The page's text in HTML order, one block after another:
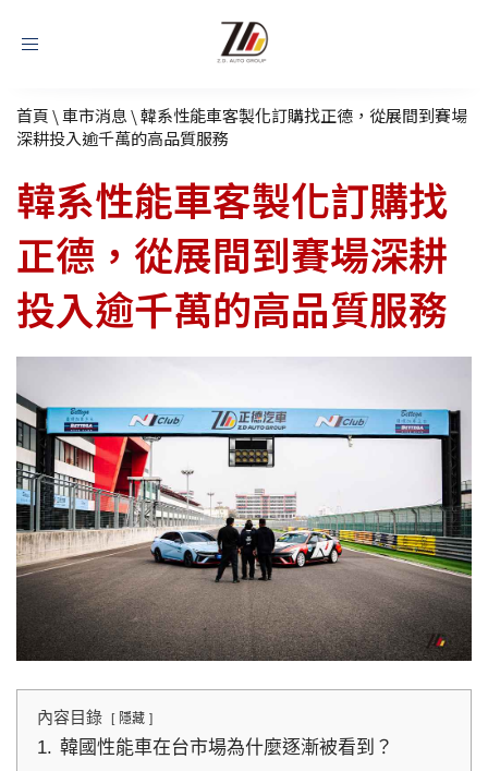
Toggle
首頁\車市消息\韓系性能車客製化訂購找正德，從展間到賽場
深耕投入逾千萬的高品質服務
韓系性能車客製化訂購找
正德，從展間到賽場深耕
投入逾千萬的高品質服務
內容目錄 隱藏
1. 韓國性能車在台市場為什麼逐漸被看到？